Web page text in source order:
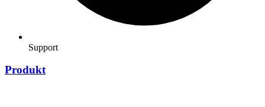
Support
Produkt